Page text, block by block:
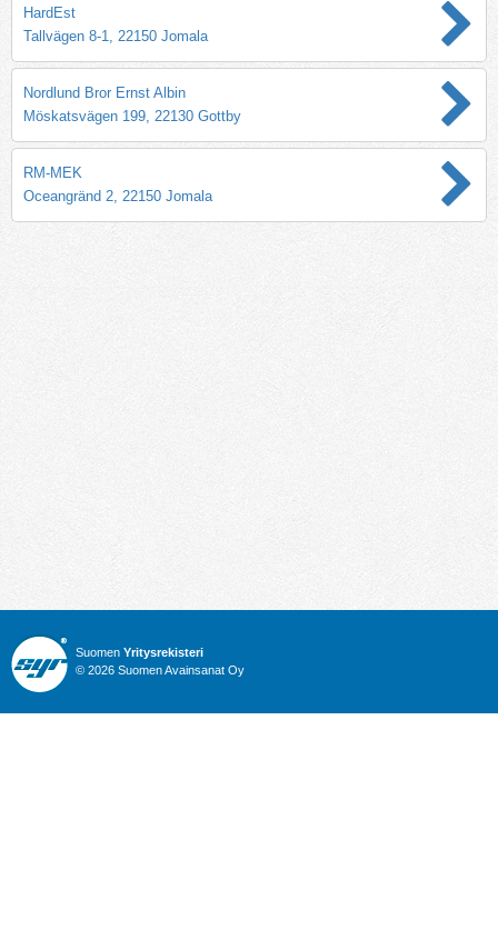
HardEst
Tallvägen 8-1, 22150 Jomala
Nordlund Bror Ernst Albin
Möskatsvägen 199, 22130 Gottby
RM-MEK
Oceangränd 2, 22150 Jomala
Suomen Yritysrekisteri
© 2026 Suomen Avainsanat Oy